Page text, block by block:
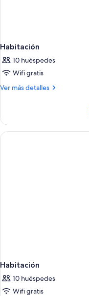
Habitación
10 huéspedes
Wifi gratis
Ver más detalles
Más
Habitación
10 huéspedes
Wifi gratis